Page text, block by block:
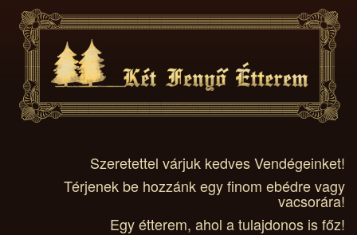
Szeretettel várjuk kedves Vendégeinket!
Térjenek be hozzánk egy finom ebédre vagy
vacsorára!
Egy étterem, ahol a tulajdonos is főz!